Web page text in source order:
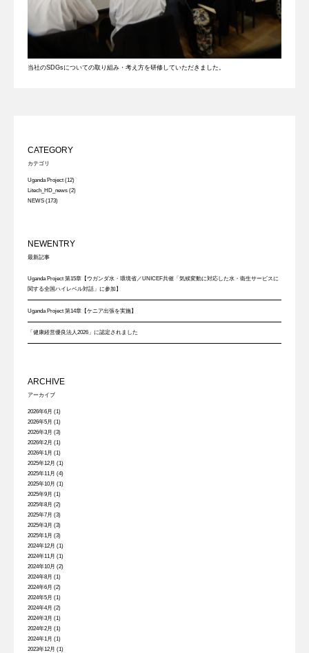
当社のSDGsについての取り組み・考え方を研修していただきました。
CATEGORY
カテゴリ
Uganda Project (12)
Litech_HD_news (2)
NEWS (173)
NEWENTRY
最新記事
Uganda Project 第15章【ウガンダ水・環境省／UNICEF共催「気候変動に対応した水・衛生サービスに
関する全国ハイレベル対話」に参加】
Uganda Project 第14章【ケニア出張を実施】
「健康経営優良法人2026」に認定されました
ARCHIVE
アーカイブ
2026年6月 (1)
2026年5月 (1)
2026年3月 (3)
2026年2月 (1)
2026年1月 (1)
2025年12月 (1)
2025年11月 (4)
2025年10月 (1)
2025年9月 (1)
2025年8月 (2)
2025年7月 (3)
2025年3月 (3)
2025年1月 (3)
2024年12月 (1)
2024年11月 (1)
2024年10月 (2)
2024年8月 (1)
2024年6月 (2)
2024年5月 (1)
2024年4月 (2)
2024年3月 (1)
2024年2月 (1)
2024年1月 (1)
2023年12月 (1)